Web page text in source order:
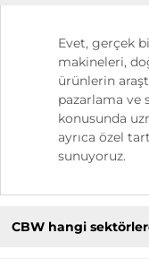
Evet, gerçek
makineleri,
ürünlerin
pazarlama ve
konusunda
ayrıca özel
sunuyoruz.
CBW hangi